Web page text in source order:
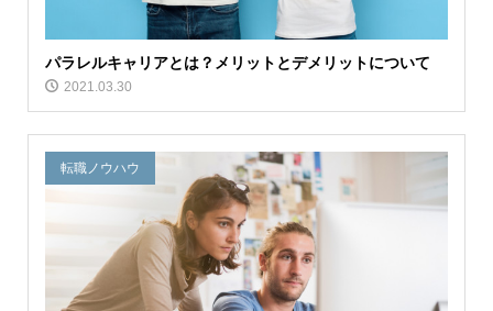
パラレルキャリアとは？メリットとデメリットについて
2021.03.30
転職ノウハウ